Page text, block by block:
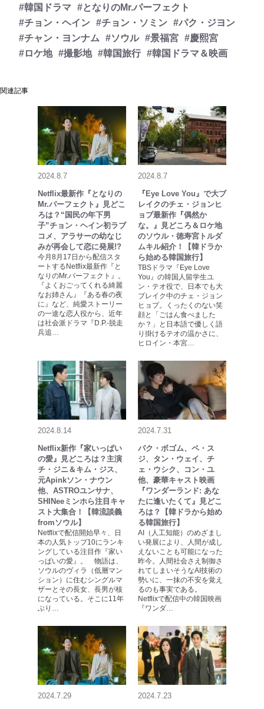
#韓国ドラマ
#となりのMr.パーフェクト
#チョン・ヘイン #チョン・ソミン #パク・ジヨン
#チャン・ヨンナム
#ソウル #景福宮 #慶熙宮
#ロケ地 #撮影地 #韓国旅行 #韓国ドラマ＆映画
関連記事
2024.8.7
Netflix最新作『となりの
Mr.パーフェクト』見どこ
ろは？“国民の年下男
子”チョン・ヘイン初ラブ
コメ、アラサーの幼なじ
みが再会して恋に発展!?
今月8月17日から配信スタ
ートするNetflix最新作『と
なりのMr.パーフェクト』。
『よくおごってくれる綺麗
なお姉さん』『ある春の夜
に』など、純愛ストーリー
の一途な恋人役から、近年
は社会派ドラマ『D.P.-脱走
兵追…
2024.8.7
『Eye Love You』で大ブ
レイクのチェ・ジョンヒ
ョプ最新作『偶然か
な。』見どころ＆ロケ地
のソウル・徳寿宮トルダ
ムキル紹介！【韓ドラか
ら始める韓国旅行】
TBSドラマ『Eye Love
You』の韓国人留学生ユ
ン・テオ役で、日本でも大
ブレイク中のチェ・ジョン
ヒョプ。くったくのない笑
顔と「ごはん食べました
か？」と日本語で優しく語
り掛けるテオの温かさに、
ヒロイン・本宮…
2024.8.14
Netflix新作『家いっぱい
の愛』見どころは？主演
チ・ジニ＆キム・ジス、
元Apinkソン・ナウン
他、ASTROユンサナ、
SHINeeミンホら注目キャ
スト大集合！【韓流談義
fromソウル】
Netflixで配信開始早々、日
本の人気トップ10にランキ
ングしている注目作『家い
っぱいの愛』。 物語は、
ソウルのヴィラ（低層マン
ション）に住むシングルマ
ザーとその長女、長男が核
になっている。そこに11年
ぶり…
2024.7.31
パク・ボゴム、ペ・ス
ジ、タン・ウェイ、チ
ェ・ウシク、コン・ユ
他、豪華キャスト映画
『ワンダーランド: あな
たに逢いたくて』見どこ
ろは？【韓ドラから始め
る韓国旅行】
AI（人工知能）のめざまし
い発展により、人間が成し
えないことも可能になった
昨今。人間社会さえ制御さ
れてしまいそうなAI技術の
勢いに、一抹の不安を覚え
るのも事実である。
Netflixで配信中の韓国映画
『ワンダ…
2024.7.29 2024.7.23